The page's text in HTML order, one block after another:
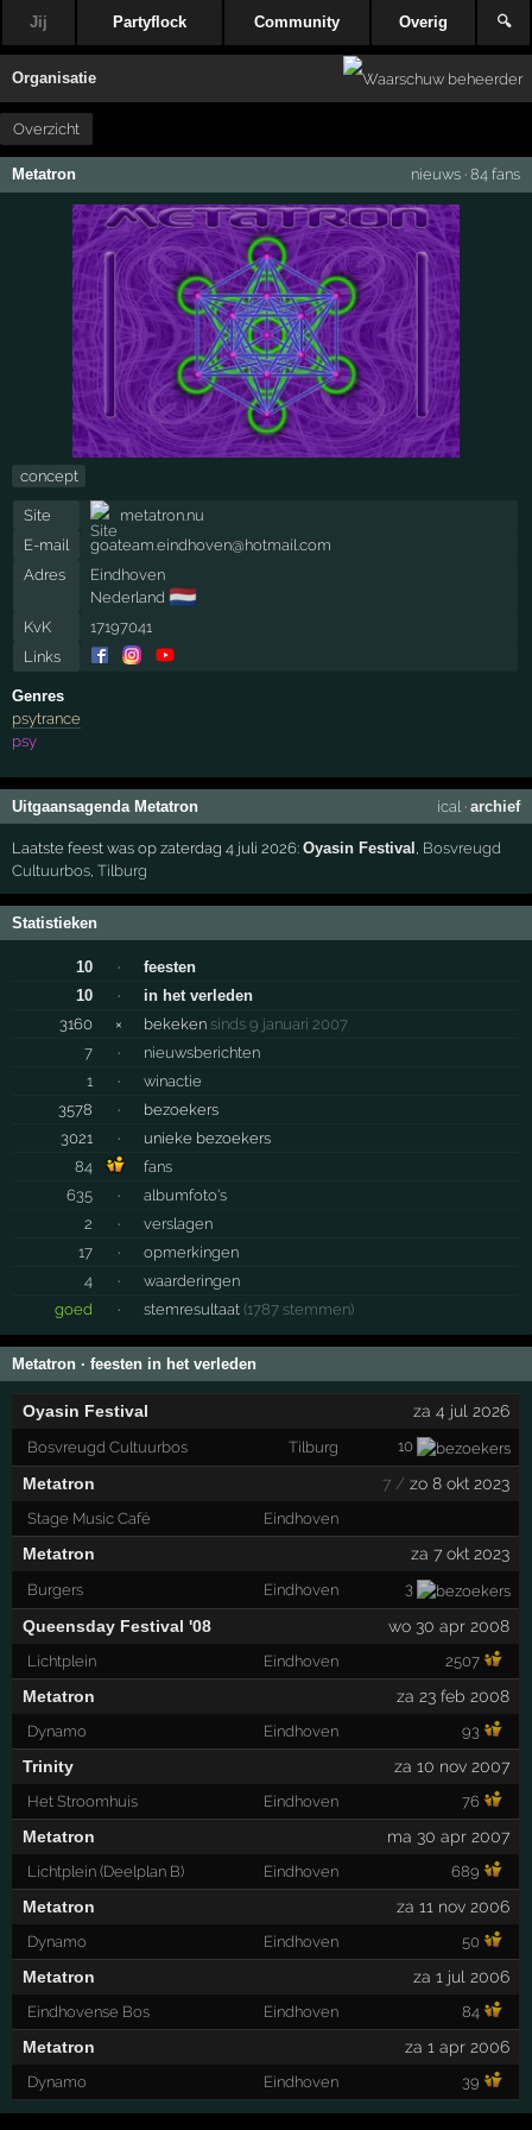
Jij Partyflock Community Overig 🔍
Organisatie
Overzicht
Metatron nieuws· 84 fans
concept
Site
metatron.nu
E-mail
goateam.eindhoven@hotmail.com
Adres
Eindhoven
Nederland 🇳🇱
KvK
17197041
Links
Genres
psytrance
psy
Uitgaansagenda Metatron ical· archief
Laatste feest was op zaterdag 4 juli 2026:Oyasin Festival Bosvreugd
Cultuurbos ,Tilburg
Statistieken
10 ·
feesten
10
·
in het verleden
3160
× bekeken sinds 9 januari 2007
7
·
nieuwsberichten
1
·
winactie
3578
·
bezoekers
3021
·
unieke bezoekers
84
fans
635
·
albumfoto's
2
·
verslagen
17
·
opmerkingen
4
·
waarderingen
goed
· stemresultaat (1787 stemmen)
Metatron · feesten in het verleden
Oyasin Festival za 4 jul 2026
Bosvreugd Cultuurbos Tilburg 10
Metatron 7 /zo 8 okt 2023
Stage Music Café Eindhoven
Metatron za 7 okt 2023
Burgers Eindhoven 3
Queensday Festival '08 wo 30 apr 2008
Lichtplein Eindhoven 2507
Metatron za 23 feb 2008
Dynamo Eindhoven 93
Trinity za 10 nov 2007
Het Stroomhuis Eindhoven 76
Metatron ma 30 apr 2007
Lichtplein (Deelplan B) Eindhoven 689
Metatron za 11 nov 2006
Dynamo Eindhoven 50
Metatron za 1 jul 2006
Eindhovense Bos Eindhoven 84
Metatron za 1 apr 2006
Dynamo Eindhoven 39